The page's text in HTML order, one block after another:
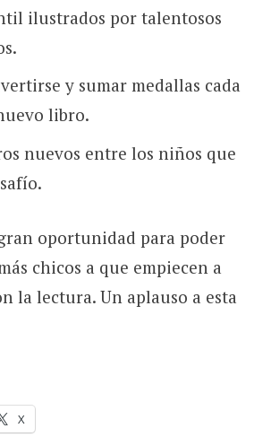
ilustrados por talentosos
y sumar medallas cada
libro.
nuevos entre los niños que
oportunidad para poder
chicos a que empiecen a
la lectura. Un aplauso a esta
X